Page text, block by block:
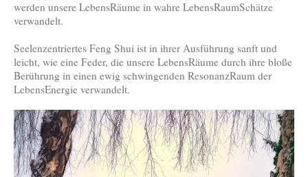
werden unsere LebensRäume in wahre LebensRaumSchätze
verwandelt.
Seelenzentriertes Feng Shui ist in ihrer Ausführung sanft und
leicht, wie eine Feder, die unsere LebensRäume durch ihre bloße
Berührung in einen ewig schwingenden ResonanzRaum der
LebensEnergie verwandelt.